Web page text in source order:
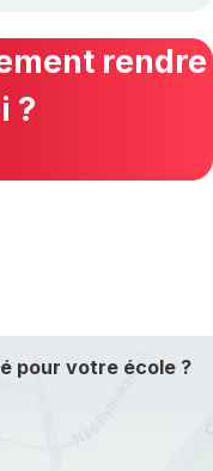
rendre
?
pour votre école ?